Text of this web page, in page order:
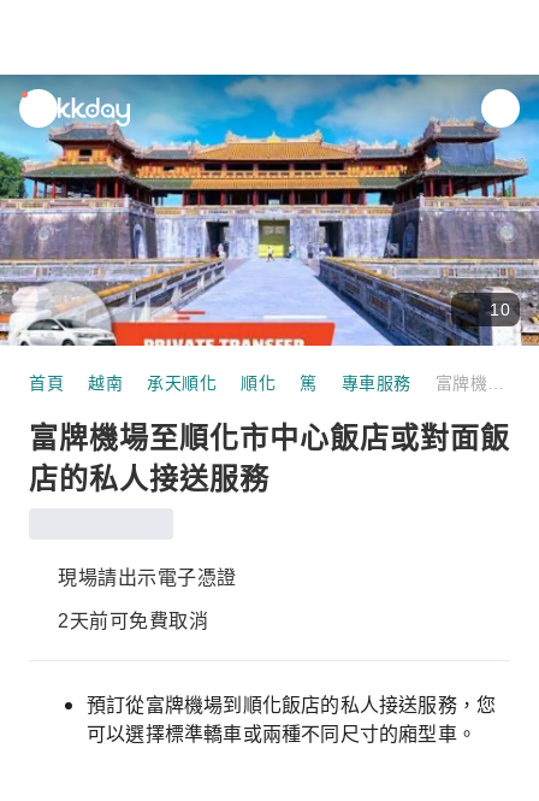
unread
notifications
10
首頁 越南 承天順化 順化 篤 專車服務
富牌機場至順化市中心飯店或對面飯
店的私人接送服務
現場請出示電子憑證
2天前可免費取消
預訂從富牌機場到順化飯店的私人接送服務，您
可以選擇標準轎車或兩種不同尺寸的廂型車。